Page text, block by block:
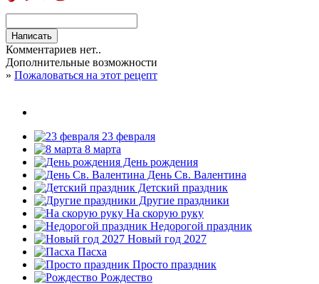
Комментариев нет..
Дополнительные возможности
» Пожаловаться на этот рецепт
23 февраля
8 марта
День рождения
День Св. Валентина
Детский праздник
Другие праздники
На скорую руку
Недорогой праздник
Новый год 2027
Пасха
Просто праздник
Рождество